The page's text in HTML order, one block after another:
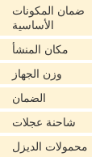
ضمان المكونات
الأساسية
مكان المنشأ
وزن الجهاز
الضمان
شاحنة عجلات
محمولات الديزل